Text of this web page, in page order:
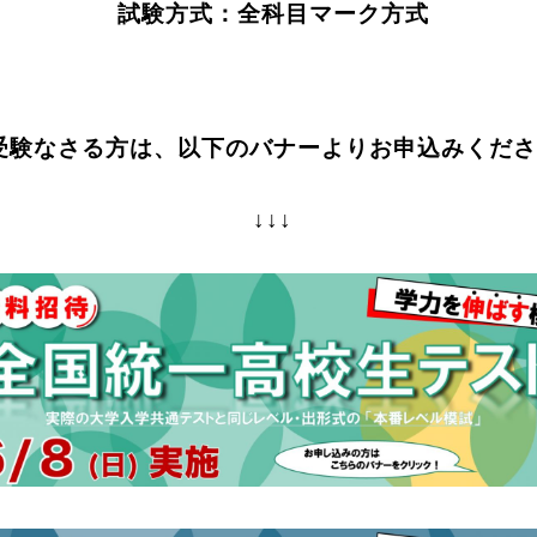
試験方式：全科目マーク方式
験なさる方は、以下のバナーよりお申込みくだ
↓↓↓